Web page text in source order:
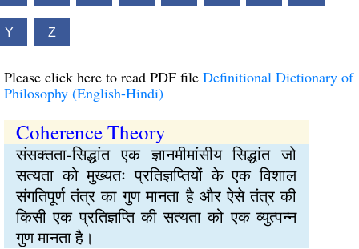
Y Z
Please click here to read PDF file Definitional Dictionary of
Philosophy (English-Hindi)
Coherence Theory
संसक्तता-सिद्धांत एक ज्ञानमीमांसीय सिद्धांत जो
सत्यता को मुख्यतः प्रतिज्ञप्तियों के एक विशाल
संगतिपूर्ण तंत्र का गुण मानता है और ऐसे तंत्र की
किसी एक प्रतिज्ञप्ति की सत्यता को एक व्युत्पन्न
गुण मानता है।